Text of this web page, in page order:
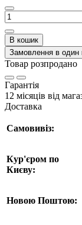
В кошик
Замовлення в один
Товар розпродано
Гарантія
12 місяців від
Доставка
Самовивіз:
Кур'єром по
Києву:
Новою Поштою: